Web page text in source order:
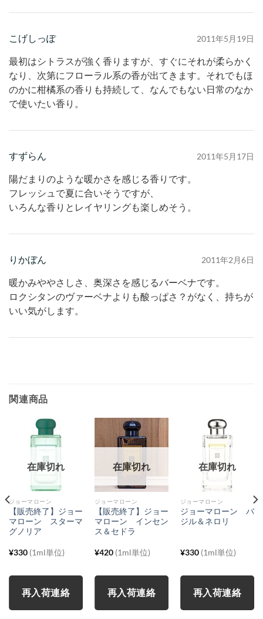
こげしっぽ 2011年5月19日
最初はシトラスが強く香りますが、すぐにそれが柔らかく
なり、次第にフローラル系の香が出てきます。それでもほ
のかに柑橘系の香りも持続して、なんでもない日常のなか
で使いたい香り。
すずらん 2011年5月17日
陽だまりのような暖かさを感じる香りです。
フレッシュで夏に合いそうですが、
いろんな香りとレイヤリングも楽しめそう。
りかぼん 2011年2月6日
暖かみややさしさ、奥深さを感じるバーベナです。
ロクシタンのヴァーベナよりも酸っぱさ？がなく、持ちが
いい気がします。
関連商品
在庫切れ
ジョーマローン
【販売終了】ジョー
マローン スターマ
グノリア
¥330 (1ml単位)
再入荷連絡
在庫切れ
ジョーマローン
【販売終了】ジョー
マローン インセン
ス＆セドラ
¥420 (1ml単位)
再入荷連絡
在庫切れ
ジョーマローン
ジョーマローン バ
ジル＆ネロリ
¥330 (1ml単位)
再入荷連絡